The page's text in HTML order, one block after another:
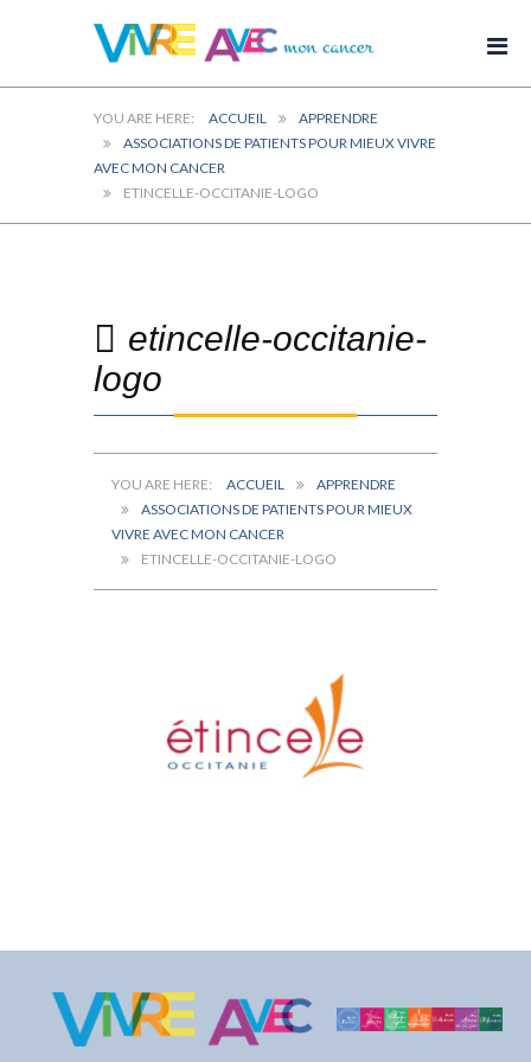
ACCUEIL
APPRENDRE
ASSOCIATIONS DE PATIENTS POUR MIEUX VIVRE
AVEC MON CANCER
ETINCELLE-OCCITANIE-LOGO
etincelle-occitanie-
logo
ACCUEIL
APPRENDRE
ASSOCIATIONS DE PATIENTS POUR MIEUX
VIVRE AVEC MON CANCER
ETINCELLE-OCCITANIE-LOGO